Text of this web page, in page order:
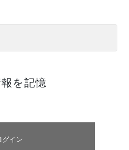
を記憶